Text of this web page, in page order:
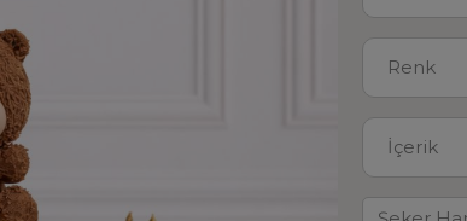
Renk
İçerik